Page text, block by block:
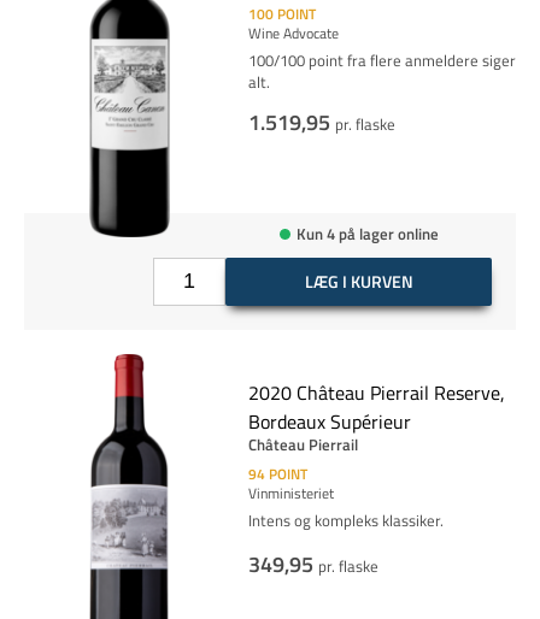
100 POINT
Wine Advocate
100/100 point fra flere anmeldere siger
alt.
1.519,95 pr. flaske
Kun 4 på lager online
LÆG I KURVEN
2020 Château Pierrail Reserve,
Bordeaux Supérieur
Château Pierrail
94 POINT
Vinministeriet
Intens og kompleks klassiker.
349,95 pr. flaske